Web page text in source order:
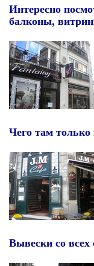
Интересно
балконы,
Чего там только
Вывески со